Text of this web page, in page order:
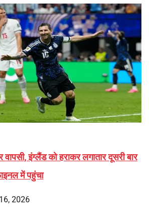
इंग्लैंड को हराकर लगातार दूसरी बार
में पहुंचा
2026